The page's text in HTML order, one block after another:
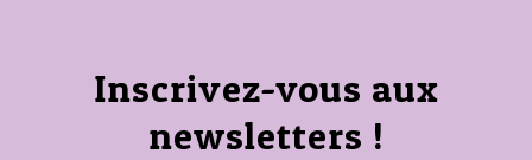
Inscrivez-vous aux
newsletters !